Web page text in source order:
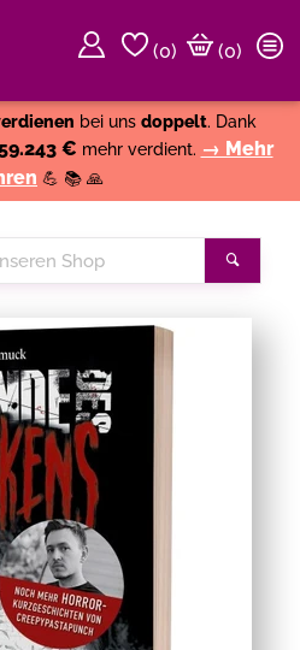
(0)
(0)
bei uns doppelt. Dank
€ mehr verdient. → Mehr
💪 📚 🙏